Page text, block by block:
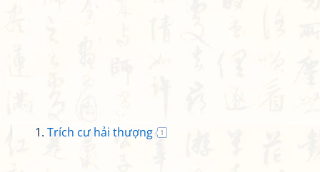
Trích cư hải thượng 1